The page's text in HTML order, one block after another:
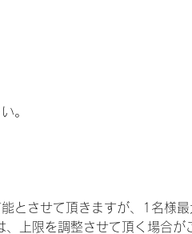
。
とさせて頂きますが、1名様最
上限を調整させて頂く場合が